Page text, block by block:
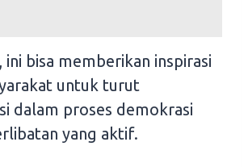
ini bisa memberikan inspirasi
untuk turut
dalam proses demokrasi
yang aktif.